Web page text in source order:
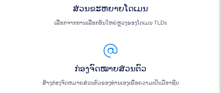
ສ່ວນຂະຫຍາຍໂດເມນ
ເລືອກຈາກການເລືອກອັນໃຫຍ່ຫຼວງຂອງໂດເມນ TLDs
ກ່ອງຈົດໝາຍສ່ວນຕົວ
ສ້າງກ່ອງຈົດຫມາຍສ່ວນຕົວຂອງທ່ານເອງເພື່ອຄວາມເປັນມືອາຊີບ